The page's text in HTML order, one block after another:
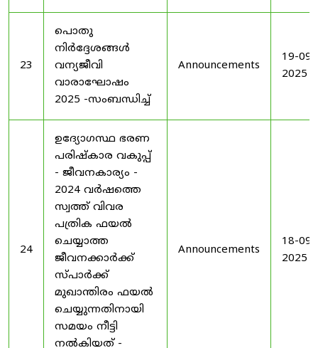
23
പൊതു
നിർദ്ദേശങ്ങൾ
വന്യജീവി
വാരാഘോഷം
2025 -സംബന്ധിച്ച്
Announcements
19-09-
2025
24
ഉദ്യോഗസ്ഥ ഭരണ
പരിഷ്കാര വകുപ്പ്
- ജീവനകാര്യം -
2024 വർഷത്തെ
സ്വത്ത് വിവര
പത്രിക ഫയൽ
ചെയ്യാത്ത
ജീവനക്കാർക്ക്
സ്പാർക്ക്
മുഖാന്തിരം ഫയൽ
ചെയ്യുന്നതിനായി
സമയം നീട്ടി
നൽകിയത് -
Announcements
18-09-
2025